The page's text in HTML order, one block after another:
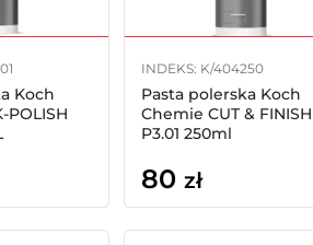
Koch
POLISH
INDEKS: K/404250
Pasta polerska Koch
Chemie CUT & FINISH
P3.01 250ml
80 zł